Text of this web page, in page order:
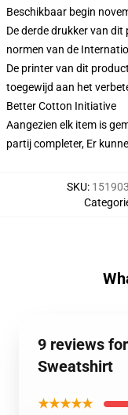
Beschikbaar begin
De derde drukker van
normen van de
De printer van dit
toegewijd aan het
Better Cotton Initiative
Aangezien elk item is
partij completer, Er
SKU:
9 reviews
Sweatshirt
★★★★★